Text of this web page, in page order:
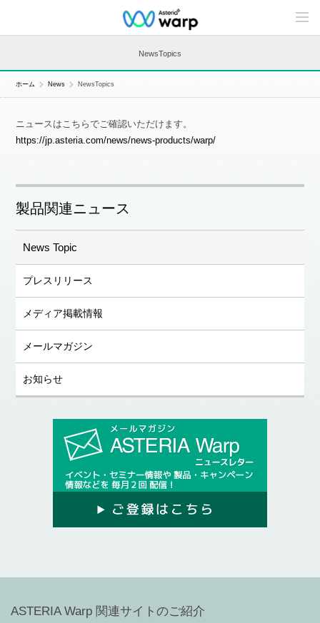
C
n
n
NewsTopics
ホーム News NewsTopics
ニュースはこちらでご確認いただけます。
https://jp.asteria.com/news/news-products/warp/
製品関連ニュース
News Topic
プレスリリース
メディア掲載情報
メールマガジン
お知らせ
ASTERIA Warp 関連サイトのご紹介